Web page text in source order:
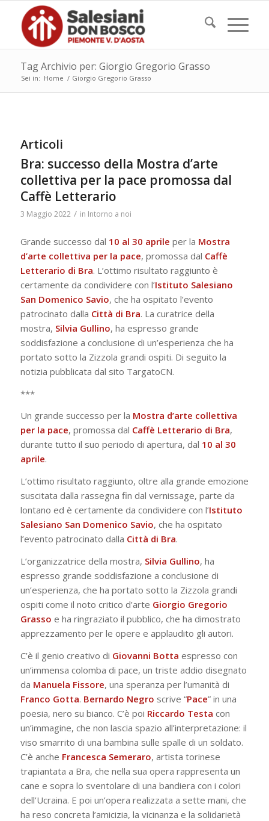
Tag Archivio per: Giorgio Gregorio Grasso
Sei in: Home / Giorgio Gregorio Grasso
Articoli
Bra: successo della Mostra d’arte
collettiva per la pace promossa dal
Caffè Letterario
3 Maggio 2022 / in Intorno a noi
Grande successo dal 10 al 30 aprile per la Mostra
d’arte collettiva per la pace, promossa dal Caffè
Letterario di Bra. L’ottimo risultato raggiunto è
certamente da condividere con l’Istituto Salesiano
San Domenico Savio, che ha ospitato l’evento
patrocinato dalla Città di Bra. La curatrice della
mostra, Silvia Gullino, ha espresso grande
soddisfazione a conclusione di un’esperienza che ha
portato sotto la Zizzola grandi ospiti. Di seguito la
notizia pubblicata dal sito TargatoCN.
***
Un grande successo per la Mostra d’arte collettiva
per la pace, promossa dal Caffè Letterario di Bra,
durante tutto il suo periodo di apertura, dal 10 al 30
aprile.
L’ottimo risultato raggiunto, oltre alla grande emozione
suscitata dalla rassegna fin dal vernissage, parte da
lontano ed è certamente da condividere con l’Istituto
Salesiano San Domenico Savio, che ha ospitato
l’evento patrocinato dalla Città di Bra.
L’organizzatrice della mostra, Silvia Gullino, ha
espresso grande soddisfazione a conclusione di
un’esperienza, che ha portato sotto la Zizzola grandi
ospiti come il noto critico d’arte Giorgio Gregorio
Grasso e ha ringraziato il pubblico, che ha dimostrato
apprezzamento per le opere e applaudito gli autori.
C’è il genio creativo di Giovanni Botta espresso con
un’immensa colomba di pace, un triste addio disegnato
da Manuela Fissore, una speranza per l’umanità di
Franco Gotta. Bernardo Negro scrive “Pace” in una
poesia, nero su bianco. C’è poi Riccardo Testa con
un’immagine, che non lascia spazio all’interpretazione: il
viso smarrito di una bambina sulle spalle di un soldato.
C’è anche Francesca Semeraro, artista torinese
trapiantata a Bra, che nella sua opera rappresenta un
cane e sopra lo sventolare di una bandiera con i colori
dell’Ucraina. E poi un’opera realizzata a sette mani, che
ha reso concreta l’amicizia, la vicinanza e la solidarietà